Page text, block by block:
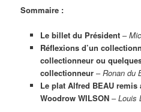
Sommaire :
Le billet du Président –
Réflexions d’un
collectionneur ou
collectionneur–Ronan du
Le plat Alfred BEAU remis
Woodrow WILSON –Louis